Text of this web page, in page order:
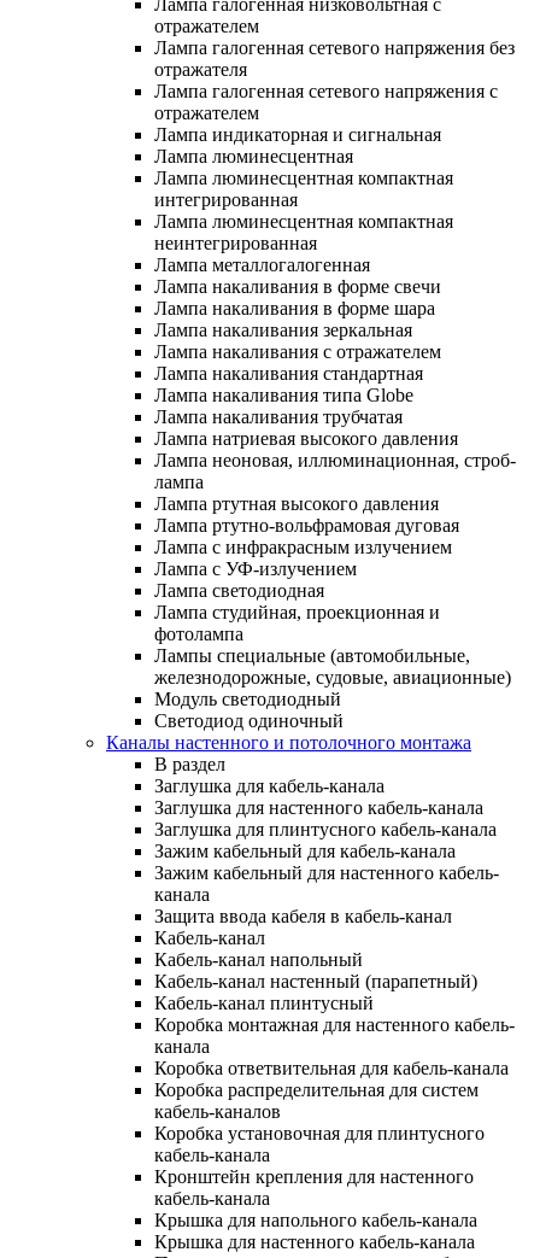
отражателем
Лампа галогенная сетевого напряжения без
отражателя
Лампа галогенная сетевого напряжения с
отражателем
Лампа индикаторная и сигнальная
Лампа люминесцентная
Лампа люминесцентная компактная
интегрированная
Лампа люминесцентная компактная
неинтегрированная
Лампа металлогалогенная
Лампа накаливания в форме свечи
Лампа накаливания в форме шара
Лампа накаливания зеркальная
Лампа накаливания с отражателем
Лампа накаливания стандартная
Лампа накаливания типа Globe
Лампа накаливания трубчатая
Лампа натриевая высокого давления
Лампа неоновая, иллюминационная, строб-
лампа
Лампа ртутная высокого давления
Лампа ртутно-вольфрамовая дуговая
Лампа с инфракрасным излучением
Лампа с УФ-излучением
Лампа светодиодная
Лампа студийная, проекционная и
фотолампа
Лампы специальные (автомобильные,
железнодорожные, судовые, авиационные)
Модуль светодиодный
Светодиод одиночный
Каналы настенного и потолочного монтажа
В раздел
Заглушка для кабель-канала
Заглушка для настенного кабель-канала
Заглушка для плинтусного кабель-канала
Зажим кабельный для кабель-канала
Зажим кабельный для настенного кабель-
канала
Защита ввода кабеля в кабель-канал
Кабель-канал
Кабель-канал напольный
Кабель-канал настенный (парапетный)
Кабель-канал плинтусный
Коробка монтажная для настенного кабель-
канала
Коробка ответвительная для кабель-канала
Коробка распределительная для систем
кабель-каналов
Коробка установочная для плинтусного
кабель-канала
Кронштейн крепления для настенного
кабель-канала
Крышка для напольного кабель-канала
Крышка для настенного кабель-канала